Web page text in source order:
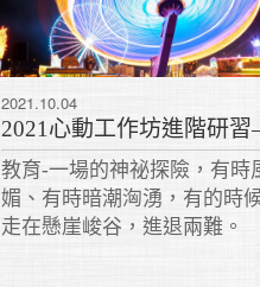
2021.10.04
教育-一場的神祕探險，有時
媚、有時暗潮洶湧，有的時
走在懸崖峻谷，進退兩難。